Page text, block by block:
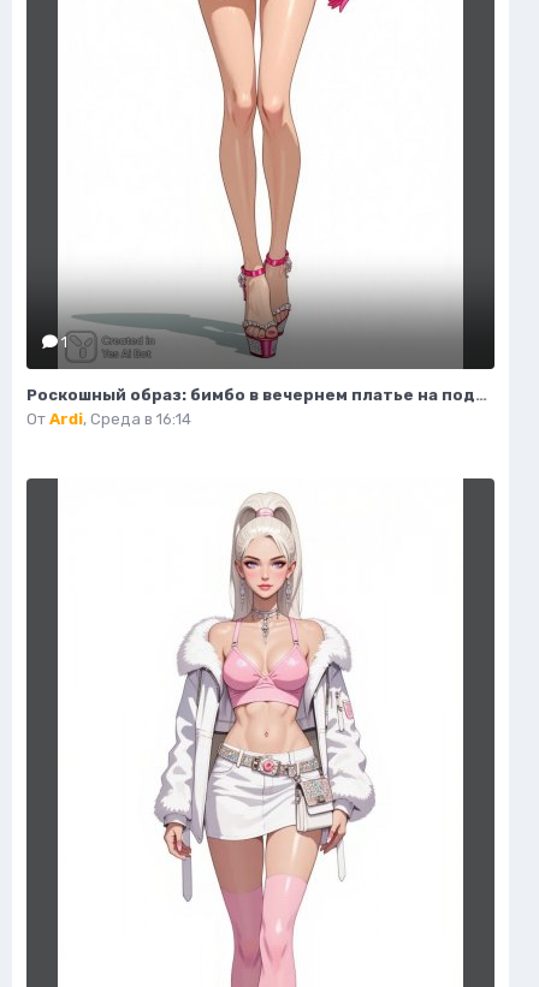
1
Роскошный образ: бимбо в вечернем платье на подиуме. Генерация из нейронной сети Flux 1
От Ardi, Среда в 16:14